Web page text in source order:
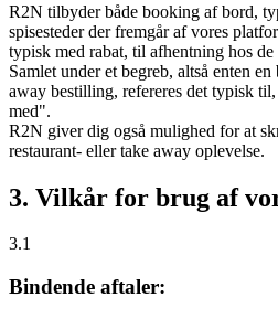
R2N tilbyder både booking af bord,
spisesteder der fremgår af vores
typisk med rabat, til afhentning hos de
Samlet under et begreb, altså enten
away bestilling, refereres det typisk
med".
R2N giver dig også mulighed for at
restaurant- eller take away oplevelse.
3. Vilkår for brug af
3.1
Bindende aftaler: